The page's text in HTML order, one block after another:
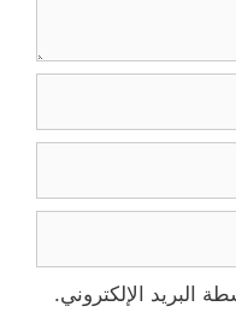
البريد الإلكتروني.